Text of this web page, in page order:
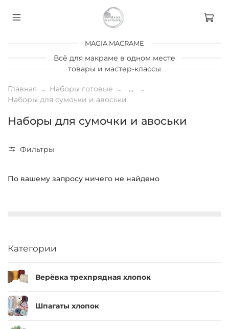
MAGIA MACRAME
Всё для макраме в одном месте
товары и мастер-классы
Главная Наборы готовые
...
Наборы для сумочки и авоськи
Наборы для сумочки и авоськи
Фильтры
По вашему запросу ничего не найдено
Категории
Верёвка трехпрядная хлопок
Шпагаты хлопок